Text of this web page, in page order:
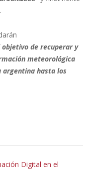
objetivo de recuperar y
meteorológica
argentina hasta los
Digital en el